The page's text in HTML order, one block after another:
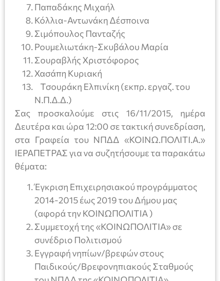
Παπαδάκης Μιχαήλ
Κόλλια-Αντωνάκη Δέσποινα
Σιμόπουλος Πανταζής
Ρουμελιωτάκη-Σκυβάλου Μαρία
Σουραβλής Χριστόφορος
Χασάπη Κυριακή
Τσουράκη Ελπινίκη (εκπρ. εργαζ. του
Ν.Π.Δ.Δ.)
Σας προσκαλούμε στις 16/11/2015, ημέρα
Δευτέρα και ώρα 12:00 σε τακτική συνεδρίαση,
στα Γραφεία του ΝΠΔΔ «ΚΟΙΝΩ.ΠΟΛΙΤΙ.Α.»
ΙΕΡΑΠΕΤΡΑΣ για να συζητήσουμε τα παρακάτω
θέματα:
Έγκριση Επιχειρησιακού προγράμματος
2014-2015 έως 2019 του Δήμου μας
(αφορά την ΚΟΙΝΩΠΟΛΙΤΙΑ )
Συμμετοχή της «ΚΟΙΝΩΠΟΛΙΤΙΑ» σε
συνέδριο Πολιτισμού
Εγγραφή νηπίων/βρεφών στους
Παιδικούς/Βρεφονηπιακούς Σταθμούς